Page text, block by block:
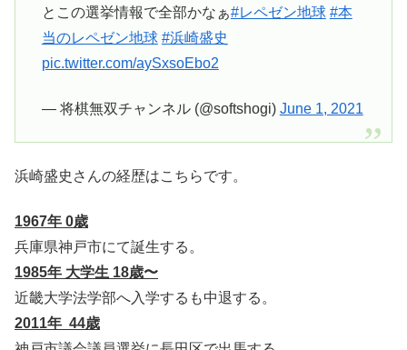
とこの選挙情報で全部かなぁ#レペゼン地球 #本
当のレペゼン地球 #浜崎盛史
pic.twitter.com/aySxsoEbo2
— 将棋無双チャンネル (@softshogi) June 1, 2021
浜崎盛史さんの経歴はこちらです。
1967年 0歳
兵庫県神戸市にて誕生する。
1985年 大学生 18歳〜
近畿大学法学部へ入学するも中退する。
2011年 44歳